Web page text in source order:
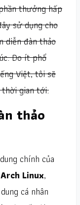
thưởng hấp
sử dụng cho
diễn đàn thảo
Do ít phổ
Việt, tôi sẽ
gian tới.
thảo
chính của
Arch Linux,
cá nhân